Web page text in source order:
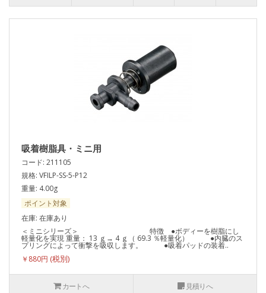
吸着樹脂具・ミニ用
コード: 211105
規格: VFILP-SS-5-P12
重量: 4.00g
ポイント対象
在庫: 在庫あり
＜ミニシリーズ＞ 特徴 ●ボディーを樹脂にし
軽量化を実現 重量： 13 ｇ→ 4 ｇ（ 69.3 ％軽量化） ●内臓のス
プリングによって衝撃を吸収します。 ●吸着パッドの装着..
￥880円
カートへ 見積りへ